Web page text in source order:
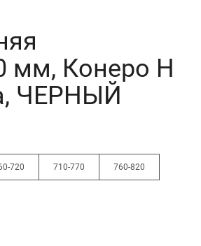
мм, Конеро H
ЧЕРНЫЙ
720 710-770 760-820